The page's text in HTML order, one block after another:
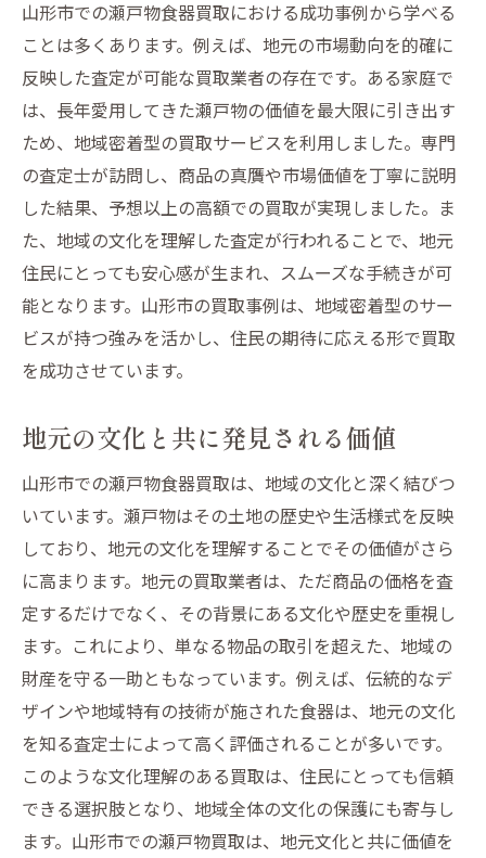
山形市での瀬戸物食器買取における成功事例から学べる
ことは多くあります。例えば、地元の市場動向を的確に
反映した査定が可能な買取業者の存在です。ある家庭で
は、長年愛用してきた瀬戸物の価値を最大限に引き出す
ため、地域密着型の買取サービスを利用しました。専門
の査定士が訪問し、商品の真贋や市場価値を丁寧に説明
した結果、予想以上の高額での買取が実現しました。ま
た、地域の文化を理解した査定が行われることで、地元
住民にとっても安心感が生まれ、スムーズな手続きが可
能となります。山形市の買取事例は、地域密着型のサー
ビスが持つ強みを活かし、住民の期待に応える形で買取
を成功させています。
地元の文化と共に発見される価値
山形市での瀬戸物食器買取は、地域の文化と深く結びつ
いています。瀬戸物はその土地の歴史や生活様式を反映
しており、地元の文化を理解することでその価値がさら
に高まります。地元の買取業者は、ただ商品の価格を査
定するだけでなく、その背景にある文化や歴史を重視し
ます。これにより、単なる物品の取引を超えた、地域の
財産を守る一助ともなっています。例えば、伝統的なデ
ザインや地域特有の技術が施された食器は、地元の文化
を知る査定士によって高く評価されることが多いです。
このような文化理解のある買取は、住民にとっても信頼
できる選択肢となり、地域全体の文化の保護にも寄与し
ます。山形市での瀬戸物買取は、地元文化と共に価値を